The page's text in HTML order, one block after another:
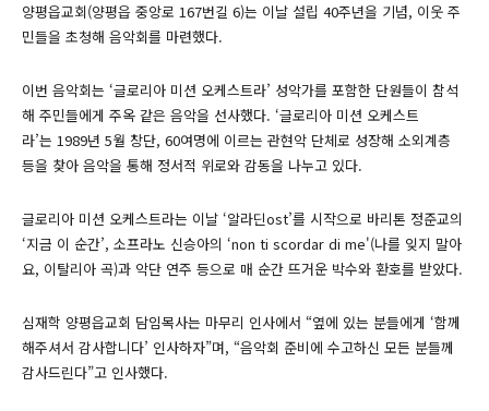
양평읍교회(양평읍 중앙로 167번길 6)는 이날 설립 40주년을 기념, 이웃 주
민들을 초청해 음악회를 마련했다.
이번 음악회는 ‘글로리아 미션 오케스트라’ 성악가를 포함한 단원들이 참석
해 주민들에게 주옥 같은 음악을 선사했다. ‘글로리아 미션 오케스트
라’는 1989년 5월 창단, 60여명에 이르는 관현악 단체로 성장해 소외계층
등을 찾아 음악을 통해 정서적 위로와 감동을 나누고 있다.
글로리아 미션 오케스트라는 이날 ‘알라딘ost’를 시작으로 바리톤 정준교의
‘지금 이 순간’, 소프라노 신승아의 ‘non ti scordar di me'(나를 잊지 말아
요, 이탈리아 곡)과 악단 연주 등으로 매 순간 뜨거운 박수와 환호를 받았다.
심재학 양평읍교회 담임목사는 마무리 인사에서 “옆에 있는 분들에게 ‘함께
해주셔서 감사합니다’ 인사하자”며, “음악회 준비에 수고하신 모든 분들께
감사드린다”고 인사했다.